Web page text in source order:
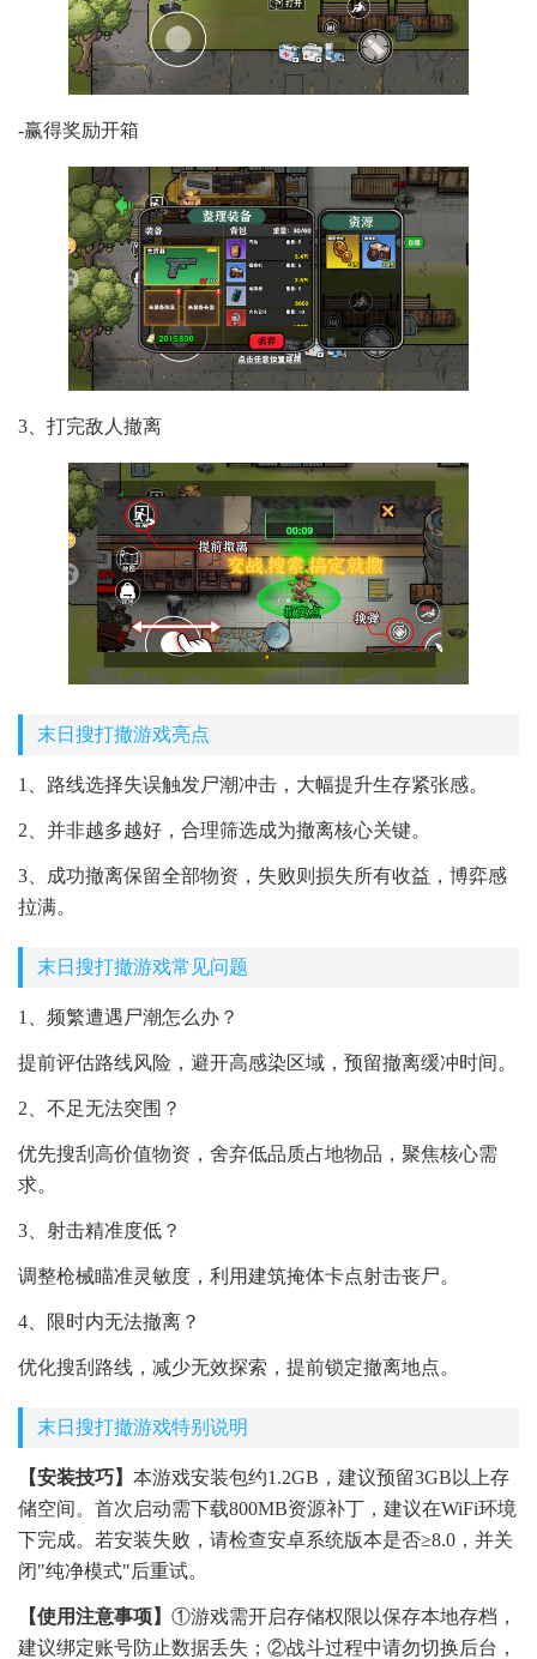
-赢得奖励开箱
3、打完敌人撤离
末日搜打撤游戏亮点
1、路线选择失误触发尸潮冲击，大幅提升生存紧张感。
2、并非越多越好，合理筛选成为撤离核心关键。
3、成功撤离保留全部物资，失败则损失所有收益，博弈感
拉满。
末日搜打撤游戏常见问题
1、频繁遭遇尸潮怎么办？
提前评估路线风险，避开高感染区域，预留撤离缓冲时间。
2、不足无法突围？
优先搜刮高价值物资，舍弃低品质占地物品，聚焦核心需
求。
3、射击精准度低？
调整枪械瞄准灵敏度，利用建筑掩体卡点射击丧尸。
4、限时内无法撤离？
优化搜刮路线，减少无效探索，提前锁定撤离地点。
末日搜打撤游戏特别说明
【安装技巧】 本游戏安装包约1.2GB，建议预留3GB以上存
储空间。首次启动需下载800MB资源补丁，建议在WiFi环境
下完成。若安装失败，请检查安卓系统版本是否≥8.0，并关
闭"纯净模式"后重试。
【使用注意事项】 ①游戏需开启存储权限以保存本地存档，
建议绑定账号防止数据丢失；②战斗过程中请勿切换后台，